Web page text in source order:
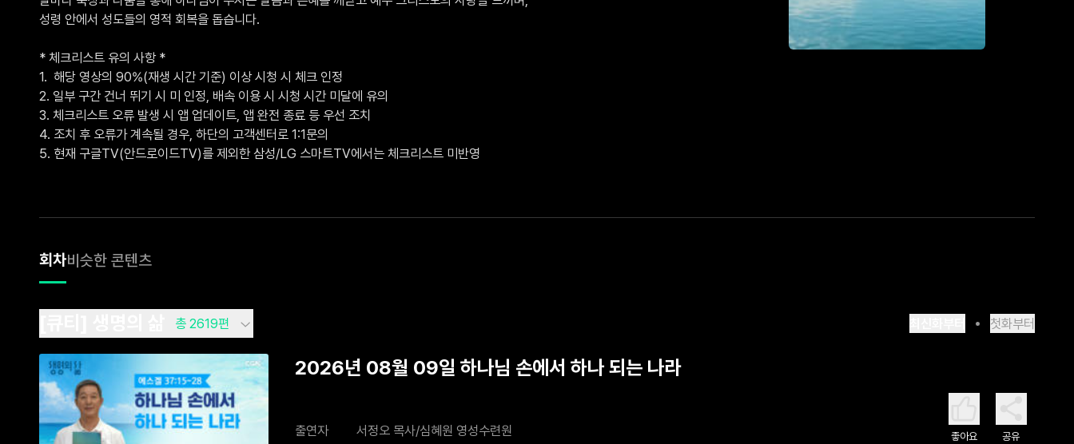
성령 안에서 성도들의 영적 회복을 돕습니다.
* 체크리스트 유의 사항 *
1.  해당 영상의 90%(재생 시간 기준) 이상 시청 시 체크 인정
2. 일부 구간 건너 뛰기 시 미 인정, 배속 이용 시 시청 시간 미달에 유의
3. 체크리스트 오류 발생 시 앱 업데이트, 앱 완전 종료 등 우선 조치
4. 조치 후 오류가 계속될 경우, 하단의 고객센터로 1:1문의
5. 현재 구글TV(안드로이드TV)를 제외한 삼성/LG 스마트TV에서는 체크리스트 미반영
회차비슷한 콘텐츠
총 2619편 첫화부터
2026년 08월 09일 하나님 손에서 하나 되는 나라
출연자
서정오 목사/심혜원 영성수련원
좋아요 공유